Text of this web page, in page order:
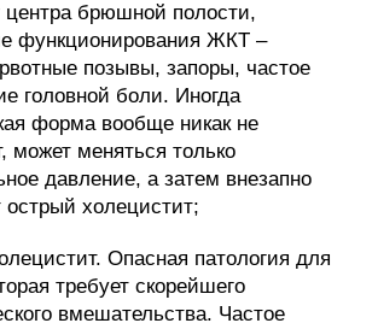
центра брюшной полости,
функционирования ЖКТ –
позывы, запоры, частое
головной боли. Иногда
форма вообще никак не
может меняться только
давление, а затем внезапно
острый холецистит;
Опасная патология для
требует скорейшего
вмешательства. Частое